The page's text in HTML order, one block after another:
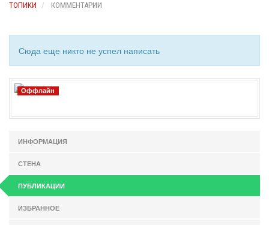
ТОПИКИ КОММЕНТАРИИ
Сюда еще никто не успел написать
Оффлайн
ИНФОРМАЦИЯ
СТЕНА
ПУБЛИКАЦИИ
ИЗБРАННОЕ